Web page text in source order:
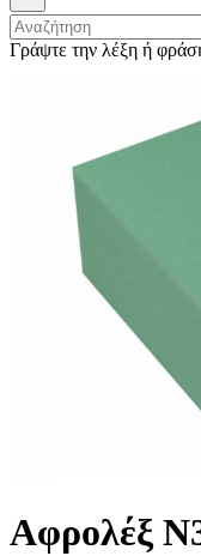
Γράψτε την λέξη ή
Αφρολέξ